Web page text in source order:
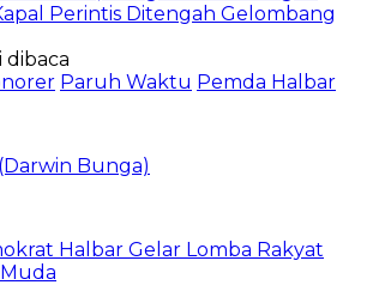
Perintis Ditengah Gelombang
dibaca
Paruh Waktu Pemda Halbar
Halbar Gelar Lomba Rakyat